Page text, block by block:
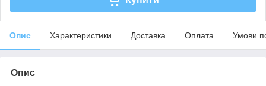
Опис Характеристики Доставка Оплата Умови
Опис